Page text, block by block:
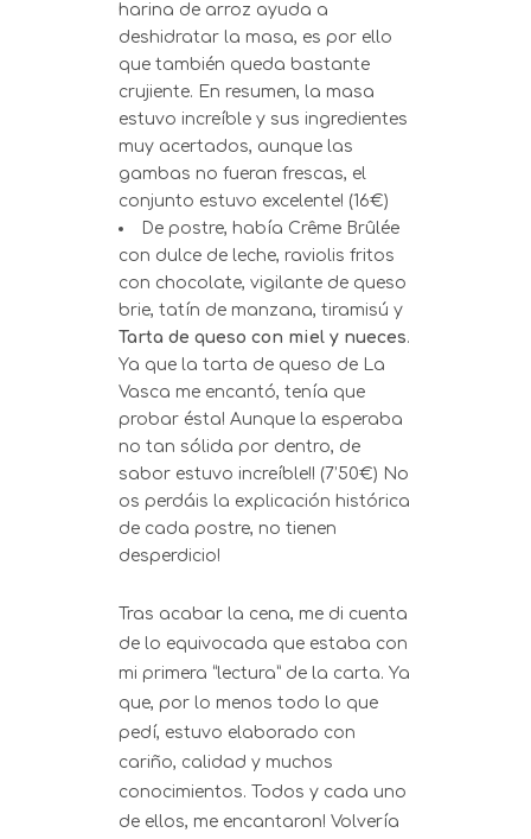
harina de arroz ayuda a
deshidratar la masa, es por ello
que también queda bastante
crujiente. En resumen, la masa
estuvo increíble y sus ingredientes
muy acertados, aunque las
gambas no fueran frescas, el
conjunto estuvo excelente! (16€)
De postre, había Crême Brûlée
con dulce de leche, raviolis fritos
con chocolate, vigilante de queso
brie, tatín de manzana, tiramisú y
Tarta de queso con miel y nueces.
Ya que la tarta de queso de La
Vasca me encantó, tenía que
probar ésta! Aunque la esperaba
no tan sólida por dentro, de
sabor estuvo increíble!! (7’50€) No
os perdáis la explicación histórica
de cada postre, no tienen
desperdicio!
Tras acabar la cena, me di cuenta
de lo equivocada que estaba con
mi primera “lectura” de la carta. Ya
que, por lo menos todo lo que
pedí, estuvo elaborado con
cariño, calidad y muchos
conocimientos. Todos y cada uno
de ellos, me encantaron! Volvería